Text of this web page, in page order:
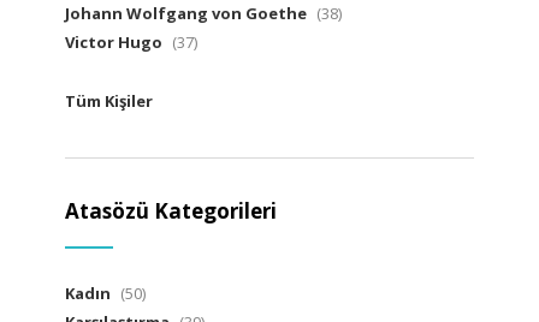
Johann Wolfgang von Goethe (38)
Victor Hugo (37)
Tüm Kişiler
Atasözü Kategorileri
Kadın (50)